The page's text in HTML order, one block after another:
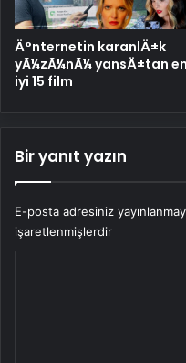
Ä°nternetin karanlÄ±k
yÃ¼zÃ¼nÃ¼ yansÄ±tan en
iyi 15 film
Bir yanıt yazın
E-posta adresiniz
işaretlenmişlerdir